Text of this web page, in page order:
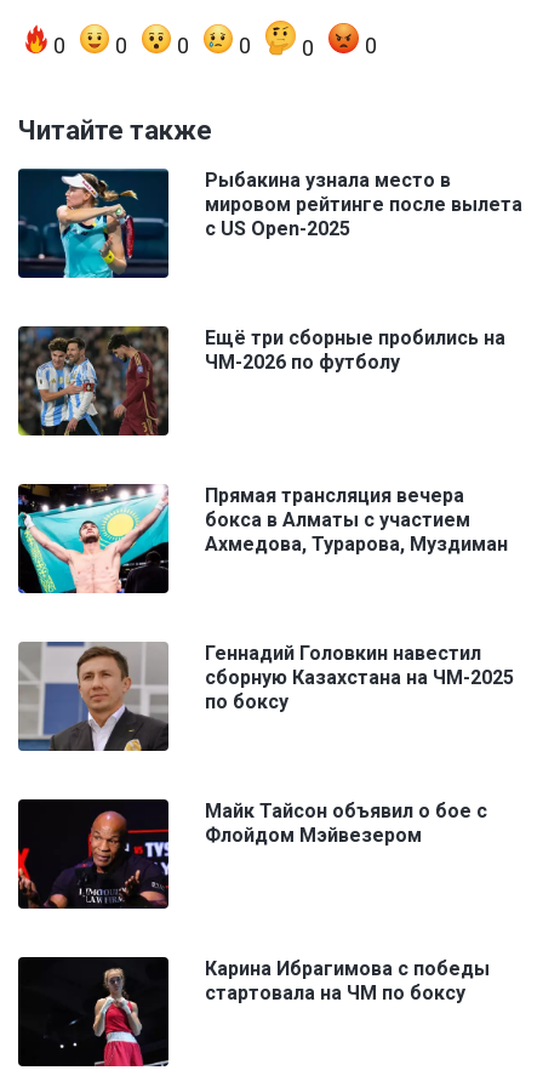
0 0 0 0 0 0
Читайте также
Рыбакина узнала место в
мировом рейтинге после вылета
с US Open-2025
Ещё три сборные пробились на
ЧМ-2026 по футболу
Прямая трансляция вечера
бокса в Алматы с участием
Ахмедова, Турарова, Муздиман
Геннадий Головкин навестил
сборную Казахстана на ЧМ-2025
по боксу
Майк Тайсон объявил о бое с
Флойдом Мэйвезером
Карина Ибрагимова с победы
стартовала на ЧМ по боксу